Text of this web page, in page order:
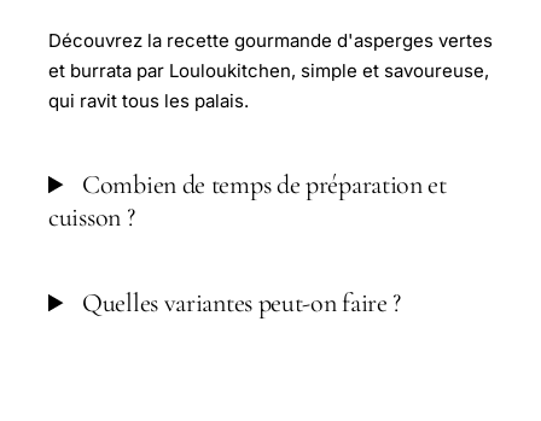
Découvrez la recette gourmande d'asperges vertes
et burrata par Louloukitchen, simple et savoureuse,
qui ravit tous les palais.
Combien de temps de préparation et
cuisson ?
Quelles variantes peut-on faire ?